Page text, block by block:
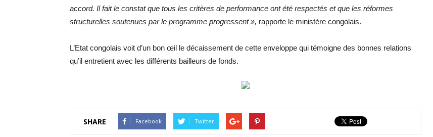
accord. Il fait le constat que tous les critères de performance ont été respectés et que les réformes
structurelles soutenues par le programme progressent », rapporte le ministère congolais.
L’Etat congolais voit d’un bon œil le décaissement de cette enveloppe qui témoigne des bonnes relations
qu’il entretient avec les différents bailleurs de fonds.
SHARE Facebook Twitter